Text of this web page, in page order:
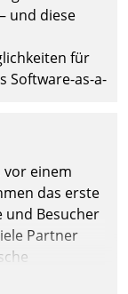
hinterfragen
und diese
für
Software-as-a-
vor einem
das erste
Besucher
Partner